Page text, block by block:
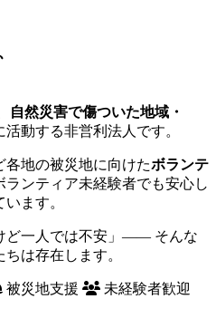
自然災害で傷ついた地域・
活動する非営利法人です。
地の被災地に向けたボランテ
ランティア未経験者でも安心し
ます。
ど一人では不安」—— そんな
は存在します。
被災地支援
未経験者歓迎